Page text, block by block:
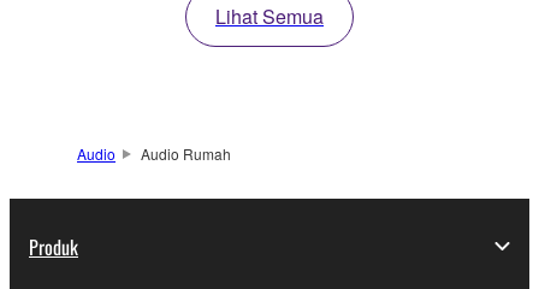
Lihat Semua
Audio Audio Rumah
Produk